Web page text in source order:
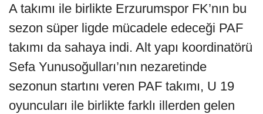
A takımı ile birlikte Erzurumspor FK’nın bu
sezon süper ligde mücadele edeceği PAF
takımı da sahaya indi. Alt yapı koordinatörü
Sefa Yunusoğulları’nın nezaretinde
sezonun startını veren PAF takımı, U 19
oyuncuları ile birlikte farklı illerden gelen